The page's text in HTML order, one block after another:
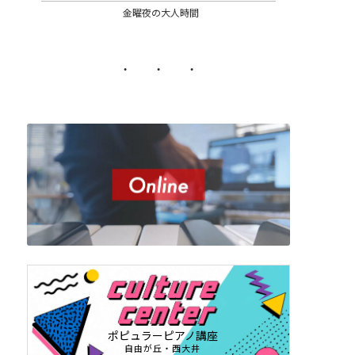
金曜夜の大人時間
・ ・ ・
ポピュラーピアノ講座
自由が丘・西大井